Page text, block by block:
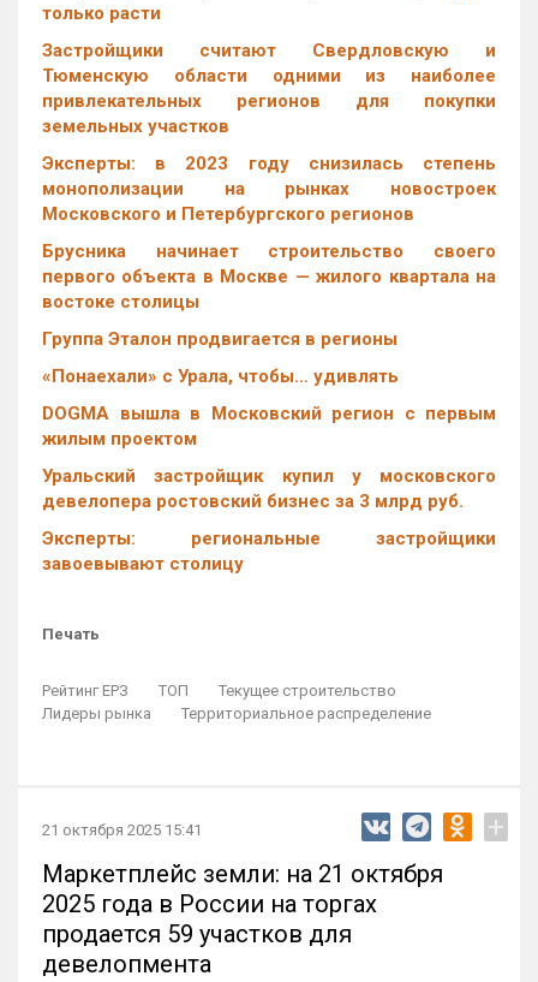
только расти
Застройщики считают Свердловскую и
Тюменскую области одними из наиболее
привлекательных регионов для покупки
земельных участков
Эксперты: в 2023 году снизилась степень
монополизации на рынках новостроек
Московского и Петербургского регионов
Брусника начинает строительство своего
первого объекта в Москве — жилого квартала на
востоке столицы
Группа Эталон продвигается в регионы
«Понаехали» с Урала, чтобы… удивлять
DOGMA вышла в Московский регион с первым
жилым проектом
Уральский застройщик купил у московского
девелопера ростовский бизнес за 3 млрд руб.
Эксперты: региональные застройщики
завоевывают столицу
Печать
Рейтинг ЕРЗ ТОП
Текущее строительство
Лидеры рынка
Территориальное распределение
21 октября 2025 15:41 +
Маркетплейс земли: на 21 октября
2025 года в России на торгах
продается 59 участков для
девелопмента